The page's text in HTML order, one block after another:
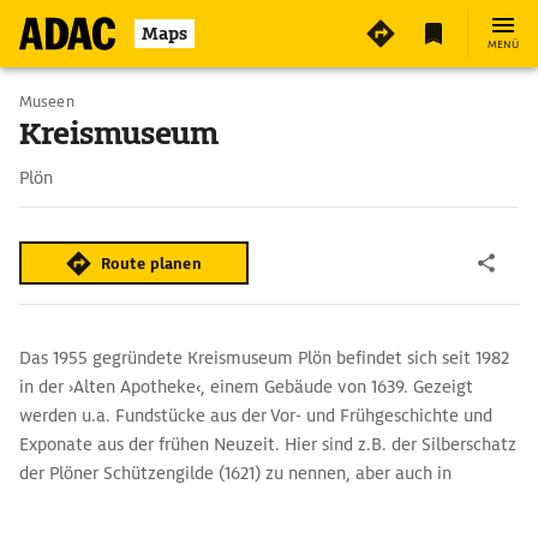
Maps MENÜ
Museen
Kreismuseum
Plön
Route planen
Das 1955 gegründete Kreismuseum Plön befindet sich seit 1982
in der ›Alten Apotheke‹, einem Gebäude von 1639. Gezeigt
werden u.a. Fundstücke aus der Vor- und Frühgeschichte und
Exponate aus der frühen Neuzeit. Hier sind z.B. der Silberschatz
der Plöner Schützengilde (1621) zu nennen, aber auch in